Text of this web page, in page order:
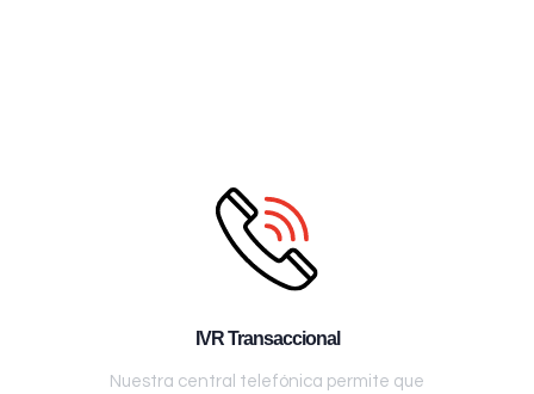
IVR Transaccional
Nuestra central telefónica permite que